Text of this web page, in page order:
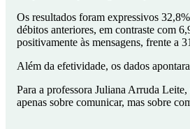
Os resultados foram expressivos
débitos anteriores, em contraste com
positivamente às mensagens, frente a
Além da efetividade, os dados
Para a professora Juliana Arruda
apenas sobre comunicar, mas sobre